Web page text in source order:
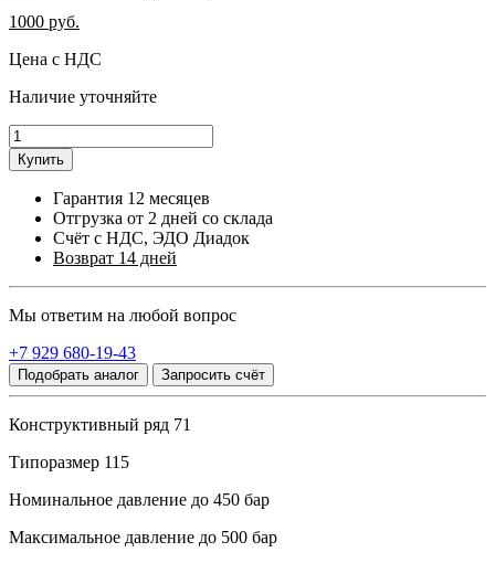
1000 руб.
Цена с НДС
Наличие уточняйте
Купить
Гарантия 12 месяцев
Отгрузка от 2 дней со склада
Счёт с НДС, ЭДО Диадок
Возврат 14 дней
Мы ответим на любой вопрос
+7 929 680-19-43
Подобрать аналог Запросить счёт
Конструктивный ряд 71
Типоразмер 115
Номинальное давление до 450 бар
Максимальное давление до 500 бар